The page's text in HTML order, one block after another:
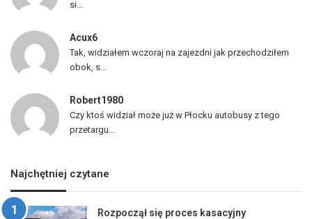
si...
Acux6
Tak, widziałem wczoraj na zajezdni jak przechodziłem
obok, s...
Robert1980
Czy ktoś widział może już w Płocku autobusy z tego
przetargu...
Najchętniej czytane
Rozpoczął się proces kasacyjny